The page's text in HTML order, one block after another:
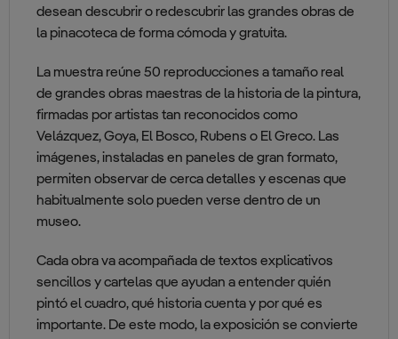
desean descubrir o redescubrir las grandes obras de
la pinacoteca de forma cómoda y gratuita.
La muestra reúne 50 reproducciones a tamaño real
de grandes obras maestras de la historia de la pintura,
firmadas por artistas tan reconocidos como
Velázquez, Goya, El Bosco, Rubens o El Greco. Las
imágenes, instaladas en paneles de gran formato,
permiten observar de cerca detalles y escenas que
habitualmente solo pueden verse dentro de un
museo.
Cada obra va acompañada de textos explicativos
sencillos y cartelas que ayudan a entender quién
pintó el cuadro, qué historia cuenta y por qué es
importante. De este modo, la exposición se convierte